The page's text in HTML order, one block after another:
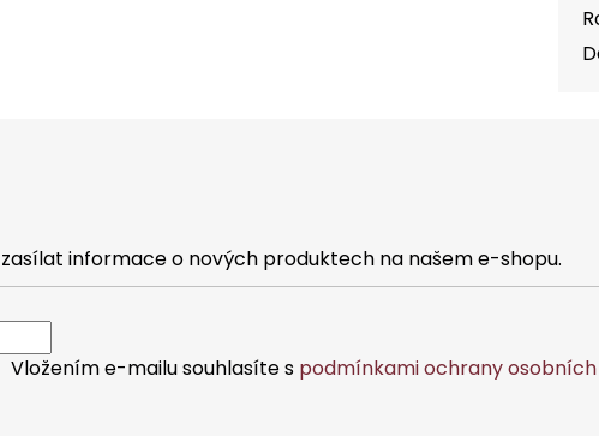
informace o nových produktech na našem e-shopu.
Vložením e-mailu souhlasíte s podmínkami ochrany osobních